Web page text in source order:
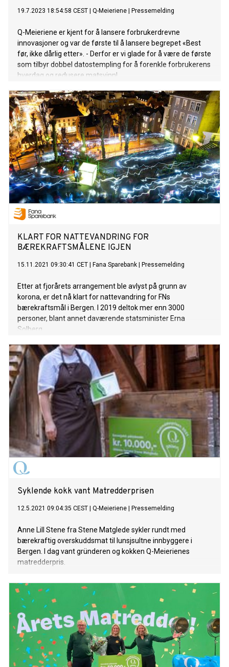
19.7.2023 18:54:58 CEST Q-Meieriene Pressemelding
Q-Meieriene er kjent for å lansere forbrukerdrevne
innovasjoner og var de første til å lansere begrepet «Best
før, ikke dårlig etter». - Derfor er vi glade for å være de første
som tilbyr dobbel datostempling for å forenkle forbrukerens
hverdag og redusere matsvinn!
KLART FOR NATTEVANDRING FOR
BÆREKRAFTSMÅLENE IGJEN
15.11.2021 09:30:41 CET Fana Sparebank Pressemelding
Etter at fjorårets arrangement ble avlyst på grunn av
korona, er det nå klart for nattevandring for FNs
bærekraftsmål i Bergen. I 2019 deltok mer enn 3000
personer, blant annet daværende statsminister Erna
Solberg.
Syklende kokk vant Matredderprisen
12.5.2021 09:04:35 CEST Q-Meieriene Pressemelding
Anne Lill Stene fra Stene Matglede sykler rundt med
bærekraftig overskuddsmat til lunsjsultne innbyggere i
Bergen. I dag vant gründeren og kokken Q-Meierienes
matredderpris.